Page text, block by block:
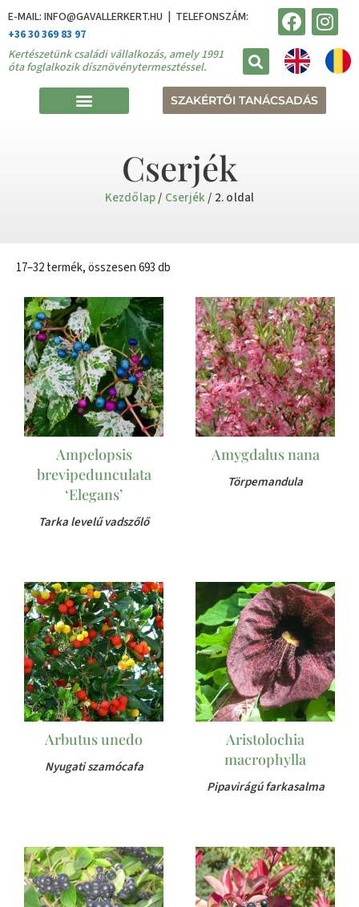
E-MAIL: INFO@GAVALLERKERT.HU | TELEFONSZÁM:
+36 30 369 83 97
Kertészetünk családi vállalkozás, amely 1991
óta foglalkozik dísznövénytermesztéssel.
SZAKÉRTŐI TANÁCSADÁS
Cserjék
Kezdőlap/ Cserjék/ 2. oldal
17–32 termék, összesen 693 db
Ampelopsis
brevipedunculata
‘Elegans’
Tarka levelű vadszőlő
Amygdalus nana
Törpemandula
Arbutus unedo
Nyugati szamócafa
Aristolochia
macrophylla
Pipavirágú farkasalma